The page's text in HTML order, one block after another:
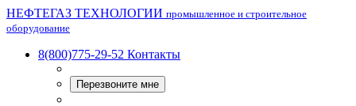
НЕФТЕГАЗ ТЕХНОЛОГИИ промышленное и строительное
оборудование
8(800)775-29-52 Контакты
Перезвоните мне